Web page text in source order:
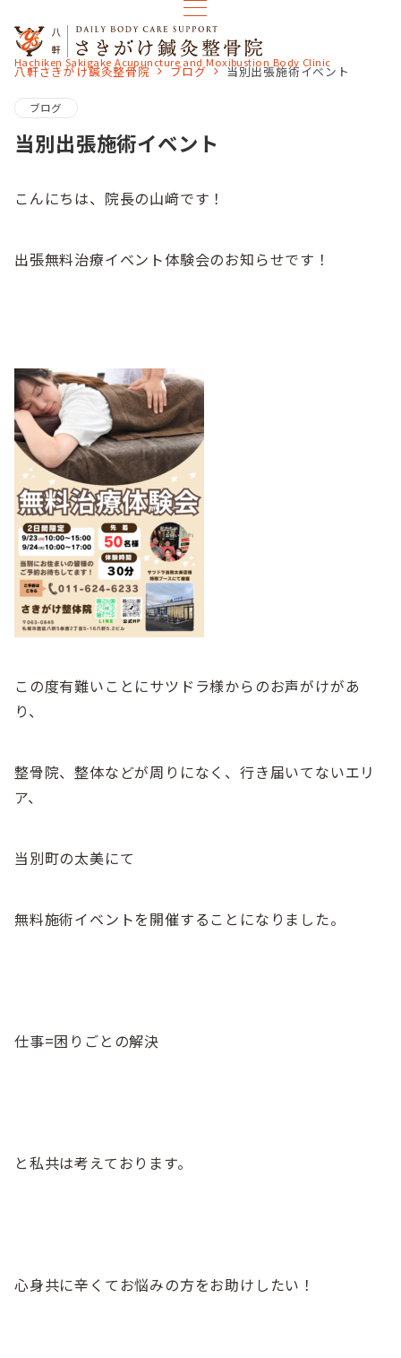
Hachiken Sakigake Acupuncture and Moxibustion Body Clinic
八軒さきがけ鍼灸整骨院 ブログ 当別出張施術イベント
ブログ
当別出張施術イベント
こんにちは、院長の山﨑です！
出張無料治療イベント体験会のお知らせです！
この度有難いことにサツドラ様からのお声がけがあ
り、
整骨院、整体などが周りになく、行き届いてないエリ
ア、
当別町の太美にて
無料施術イベントを開催することになりました。
仕事=困りごとの解決
と私共は考えております。
心身共に辛くてお悩みの方をお助けしたい！